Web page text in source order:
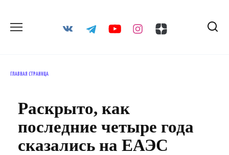
содержанию
ГЛАВНАЯ СТРАНИЦА
Раскрыто, как
последние четыре года
сказались на ЕАЭС